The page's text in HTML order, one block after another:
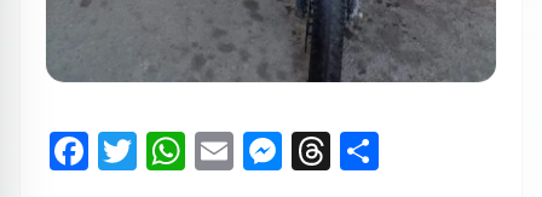
Facebook
Twitter
WhatsApp
EmailMessenger
Threads